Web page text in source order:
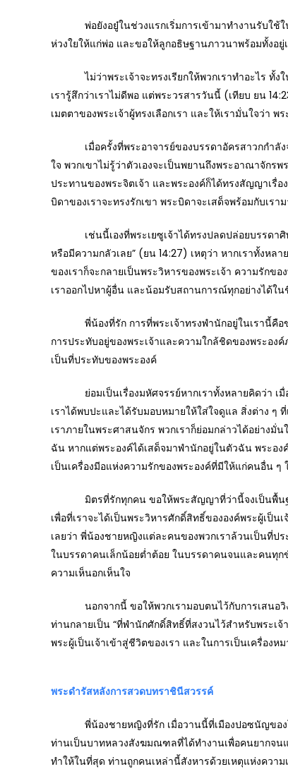
พ่อยังอยู๋ในช่วงแรกเริ่มการเข้ามาทำงานรับใช้ใ
ห่วงใยให้แก่พ่อ และขอให้ลูกอธิษฐานภาวนาพร้อมทั้งอ
ไม่ว่าพระเจ้าจะทรงเรียกให้พวกเราทำอะไร ทั้งใ
เรารู้สึกว่าเราไม่ดีพอ แต่พระวรสารวันนี้ (เทียบ ยน
เมตตาของพระเจ้าผู้ทรงเลือกเรา และให้เรามั่นใจว่า
เมื่อครั้งที่พระอาจารย์ของบรรดาอัครสาวกกำลังจ
ใจ พวกเขาไม่รู้ว่าตัวเองจะเป็นพยานถึงพระอาณาจักร
ประทานของพระจิตเจ้า และพระองค์ก็ได้ทรงสัญญาเรื่อ
บิดาของเราจะทรงรักเขา พระบิดาจะเสด็จพร้อมกับเร
เช่นนี้เองที่พระเยซูเจ้าได้ทรงปลดปล่อยบรรดาศิษ
หรือมีความกลัวเลย” (ยน 14:27) เหตุว่า หากเราทั้งหล
ของเราก็จะกลายเป็นพระวิหารของพระเจ้า ความรักข
เราออกไปหาผู้อื่น และน้อมรับสถานการณ์ทุกอย่างได้ใน
พี่น้องที่รัก การที่พระเจ้าทรงพำนักอยู่ในเรานี้คือขอ
การประทับอยู่ของพระเจ้าและความใกล้ชิดของพระอง
เป็นที่ประทับของพระองค์
ย่อมเป็นเรื่องมหัศจรรย์หากเราทั้งหลายคิดว่า เมื่อ
เราได้พบปะและได้รับมอบหมายให้ใส่ใจดูแล สิ่งต่าง
เราภายในพระศาสนจักร พวกเราก็ย่อมกล่าวได้อย่างมั่
ฉัน หากแต่พระองค์ได้เสด็จมาพำนักอยู่ในตัวฉัน พระอ
เป็นเครื่องมีอแห่งความรักของพระองค์ที่มีให้แก่คนอื่น ๆ
มิตรที่รักทุกคน ขอให้พระสัญญาที่ว่านี้จงเป็นพื้นฐาน
เพื่อที่เราจะได้เป็นพระวิหารศักดิ์สิทธิ์ขององค์พระผู้เป็
เลยว่า พี่น้องชายหญิงแต่ละคนของพวกเราล้วนเป็นที่ป
ในบรรดาคนเล็กน้อยต่ำต้อย ในบรรดาคนจนและคนทุก
ความเห็นอกเห็นใจ
นอกจากนี้ ขอให้พวกเรามอบตนไว้กับการเสนอวิง
ท่านกลายเป็น “ที่พำนักศักดิ์สิทธิ์ที่สงวนไว้สำหรับพระเ
พระผู้เป็นเจ้าเข้าสู่ชีวิตของเรา และในการเป็นเครื่อง
พระดำรัสหลังการสวดบทราชินีสวรรค์
พี่น้องชายหญิงที่รัก เมื่อวานนี้ที่เมืองปอซนัญของโ
ท่านเป็นบาทหลวงสังฆมณฑลที่ได้ทำงานเพื่อคนยากจ
ทำให้ในที่สุด ท่านถูกคนเหล่านี้สังหารด้วยเหตุแห่งควา